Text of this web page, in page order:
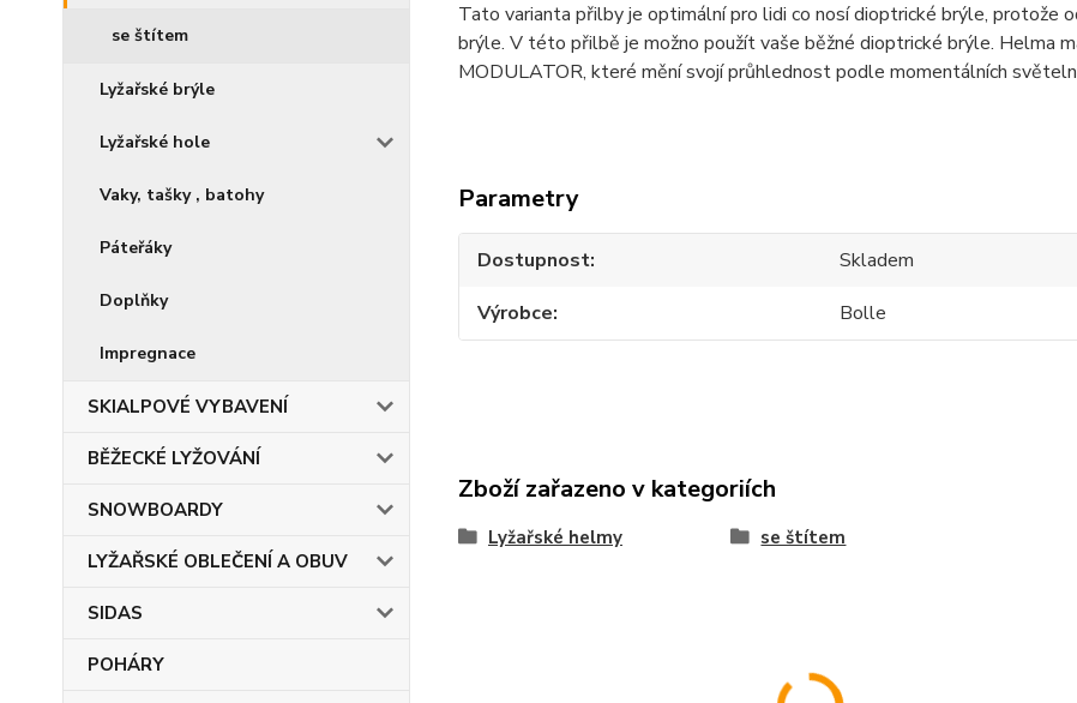
se štítem
Lyžařské brýle
Lyžařské hole
Vaky, tašky , batohy
Páteřáky
Doplňky
Impregnace
SKIALPOVÉ VYBAVENÍ
BĚŽECKÉ LYŽOVÁNÍ
SNOWBOARDY
LYŽAŘSKÉ OBLEČENÍ A OBUV
SIDAS
POHÁRY
Tato varianta přilby je optimální pro lidi co nosí dioptrické brýle, protože
brýle. V této přilbě je možno použít vaše běžné dioptrické brýle. Helma
MODULATOR, které mění svojí průhlednost podle momentálních
Parametry
Dostupnost
Skladem
Výrobce
Bolle
Zboží zařazeno v kategoriích
Lyžařské helmy se štítem